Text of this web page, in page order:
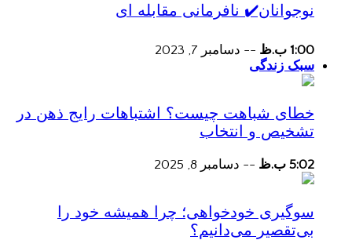
نوجوانان✔️ نافرمانی مقابله ای
1:00 ب.ظ -- دسامبر 7, 2023
سبک زندگی
خطای شباهت چیست؟ اشتباهات رایج ذهن در
تشخیص و انتخاب
5:02 ب.ظ -- دسامبر 8, 2025
سوگیری خودخواهی؛ چرا همیشه خود را
بی‌تقصیر می‌دانیم؟